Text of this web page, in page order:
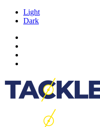
Light
Dark